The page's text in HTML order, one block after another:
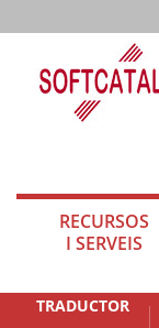
RECURSOS
I SERVEIS
TRADUCTOR